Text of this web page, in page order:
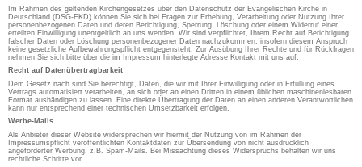
Im Rahmen des geltenden Kirchengesetzes über den Datenschutz der Evangelischen Kirche in
Deutschland (DSG-EKD) können Sie sich bei Fragen zur Erhebung, Verarbeitung oder Nutzung Ihrer
personenbezogenen Daten und deren Berichtigung, Sperrung, Löschung oder einem Widerruf einer
erteilten Einwilligung unentgeltlich an uns wenden. Wir sind verpflichtet, Ihrem Recht auf Berichtigung
falscher Daten oder Löschung personenbezogener Daten nachzukommen, insofern diesem Anspruch
keine gesetzliche Aufbewahrungspflicht entgegensteht. Zur Ausübung Ihrer Rechte und für Rückfragen
nehmen Sie sich bitte über die im Impressum hinterlegte Adresse Kontakt mit uns auf.
Recht auf Datenübertragbarkeit
Dem Gesetz nach sind Sie berechtigt, Daten, die wir mit Ihrer Einwilligung oder in Erfüllung eines
Vertrags automatisiert verarbeiten, an sich oder an einen Dritten in einem üblichen maschinenlesbaren
Format aushändigen zu lassen. Eine direkte Übertragung der Daten an einen anderen Verantwortlichen
kann nur entsprechend einer technischen Umsetzbarkeit erfolgen.
Werbe-Mails
Als Anbieter dieser Website widersprechen wir hiermit der Nutzung von im Rahmen der
Impressumspflicht veröffentlichten Kontaktdaten zur Übersendung von nicht ausdrücklich
angeforderter Werbung, z.B. Spam-Mails. Bei Missachtung dieses Widerspruchs behalten wir uns
rechtliche Schritte vor.